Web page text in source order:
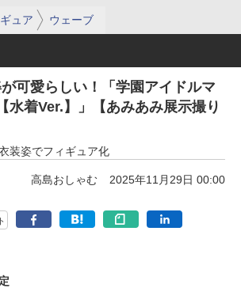
ュア ウェーブ
可愛らしい！「学園アイドルマ
水着Ver.】」【あみあみ展示撮り
装姿でフィギュア化
高島おしゃむ 2025年11月29日 00:00